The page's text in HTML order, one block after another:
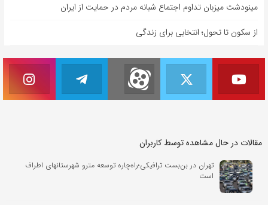
مینودشت میزبان تداوم اجتماع شبانه مردم در حمایت از ایران
از سکون تا تحول؛ انتخابی برای زندگی
مقالات در حال مشاهده توسط کاربران
تهران در بن‌بست ترافیکی؛راه‌چاره توسعه مترو شهرستانهای اطراف
است